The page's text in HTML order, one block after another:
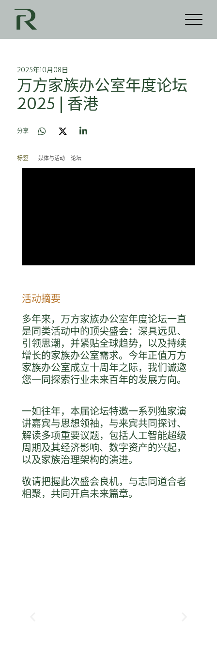
万方家族办公室年度论坛
2025 | 香港
分享
2025年10月08日
标签 媒体与活动 论坛
活动摘要
多年来，万方家族办公室年度论坛一直
是同类活动中的顶尖盛会：深具远见、
引领思潮，并紧贴全球趋势，以及持续
增长的家族办公室需求。今年正值万方
家族办公室成立十周年之际，我们诚邀
您一同探索行业未来百年的发展方向。
一如往年，本届论坛特邀一系列独家演
讲嘉宾与思想领袖，与来宾共同探讨、
解读多项重要议题，包括人工智能超级
周期及其经济影响、数字资产的兴起，
以及家族治理架构的演进。
敬请把握此次盛会良机，与志同道合者
相聚，共同开启未来篇章。